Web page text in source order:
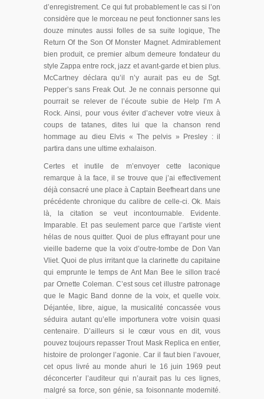
d’enregistrement. Ce qui fut probablement le cas si l’on
considère que le morceau ne peut fonctionner sans les
douze minutes aussi folles de sa suite logique, The
Return Of the Son Of Monster Magnet. Admirablement
bien produit, ce premier album demeure fondateur du
style Zappa entre rock, jazz et avant-garde et bien plus.
McCartney déclara qu’il n’y aurait pas eu de Sgt.
Pepper’s sans Freak Out. Je ne connais personne qui
pourrait se relever de l’écoute subie de Help I’m A
Rock. Ainsi, pour vous éviter d’achever votre vieux à
coups de tatanes, dites lui que la chanson rend
hommage au dieu Elvis « The pelvis » Presley : il
partira dans une ultime exhalaison.
Certes et inutile de m’envoyer cette laconique
remarque à la face, il se trouve que j’ai effectivement
déjà consacré une place à Captain Beefheart dans une
précédente chronique du calibre de celle-ci. Ok. Mais
là, la citation se veut incontournable. Evidente.
Imparable. Et pas seulement parce que l’artiste vient
hélas de nous quitter. Quoi de plus effrayant pour une
vieille baderne que la voix d’outre-tombe de Don Van
Vliet. Quoi de plus irritant que la clarinette du capitaine
qui emprunte le temps de Ant Man Bee le sillon tracé
par Ornette Coleman. C’est sous cet illustre patronage
que le Magic Band donne de la voix, et quelle voix.
Déjantée, libre, aigue, la musicalité concassée vous
séduira autant qu’elle importunera votre voisin quasi
centenaire. D’ailleurs si le cœur vous en dit, vous
pouvez toujours repasser Trout Mask Replica en entier,
histoire de prolonger l’agonie. Car il faut bien l’avouer,
cet opus livré au monde ahuri le 16 juin 1969 peut
déconcerter l’auditeur qui n’aurait pas lu ces lignes,
malgré sa force, son génie, sa foisonnante modernité.